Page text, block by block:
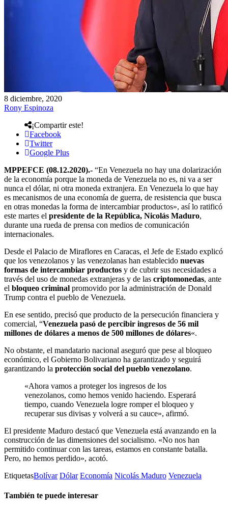
8 diciembre, 2020
Rony Espinoza
¡Compartir este!
Facebook
Twitter
Google Plus
MPPEFCE (08.12.2020).- “En Venezuela no hay una dolarización
de la economía porque la moneda de Venezuela no es, ni va a ser
nunca el dólar, ni otra moneda extranjera. En Venezuela lo que hay
es mecanismos de una economía de guerra, de resistencia que busca
en otras monedas la forma de intercambiar productos», así lo ratificó
este martes el presidente de la República, Nicolás Maduro,
durante una rueda de prensa con medios de comunicación
internacionales.
Desde el Palacio de Miraflores en Caracas, el Jefe de Estado explicó
que los venezolanos y las venezolanas han establecido nuevas
formas de intercambiar productos y de cubrir sus necesidades a
través del uso de monedas extranjeras y de las criptomonedas, ante
el bloqueo criminal promovido por la administración de Donald
Trump contra el pueblo de Venezuela.
En ese sentido, precisó que producto de la persecución financiera y
comercial, “Venezuela pasó de percibir ingresos de 56 mil
millones de dólares a menos de 500 millones de dólares«.
No obstante, el mandatario nacional aseguró que pese al bloqueo
económico, el Gobierno Bolivariano ha garantizado y seguirá
garantizando la protección social del pueblo venezolano.
«Ahora vamos a proteger los ingresos de los
venezolanos, como hemos venido haciendo. Esperará
tiempo, cuando Venezuela logre romper el bloqueo y
recuperar sus divisas y volverá a su cauce», afirmó.
El presidente Maduro destacó que Venezuela está avanzando en la
construcción de las dimensiones del socialismo. «No nos han
permitido continuar con las tareas, estamos en constante batalla.
Pero, no hemos perdido», acotó.
EtiquetasBolívar Dólar Economía Nicolás Maduro Venezuela
También te puede interesar